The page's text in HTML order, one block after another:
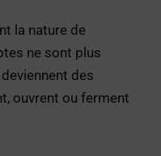
la nature de
ne sont plus
des
ouvrent ou ferment